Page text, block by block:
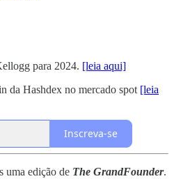
para 2024. [leia aqui]
da Hashdex no mercado spot [leia
Inscreva-se
uma edição de The GrandFounder.